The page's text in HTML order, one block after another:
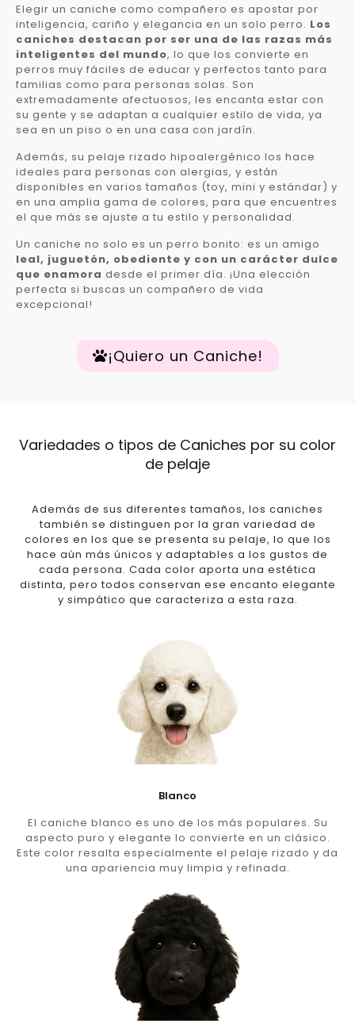
Elegir un caniche como compañero es apostar por
inteligencia, cariño y elegancia en un solo perro. Los
caniches destacan por ser una de las razas más
inteligentes del mundo, lo que los convierte en
perros muy fáciles de educar y perfectos tanto para
familias como para personas solas. Son
extremadamente afectuosos, les encanta estar con
su gente y se adaptan a cualquier estilo de vida, ya
sea en un piso o en una casa con jardín.
Además, su pelaje rizado hipoalergénico los hace
ideales para personas con alergias, y están
disponibles en varios tamaños (toy, mini y estándar) y
en una amplia gama de colores, para que encuentres
el que más se ajuste a tu estilo y personalidad.
Un caniche no solo es un perro bonito: es un amigo
leal, juguetón, obediente y con un carácter dulce
que enamora desde el primer día. ¡Una elección
perfecta si buscas un compañero de vida
excepcional!
¡Quiero un Caniche!
Variedades o tipos de Caniches por su color
de pelaje
Además de sus diferentes tamaños, los caniches
también se distinguen por la gran variedad de
colores en los que se presenta su pelaje, lo que los
hace aún más únicos y adaptables a los gustos de
cada persona. Cada color aporta una estética
distinta, pero todos conservan ese encanto elegante
y simpático que caracteriza a esta raza.
Blanco
El caniche blanco es uno de los más populares. Su
aspecto puro y elegante lo convierte en un clásico.
Este color resalta especialmente el pelaje rizado y da
una apariencia muy limpia y refinada.